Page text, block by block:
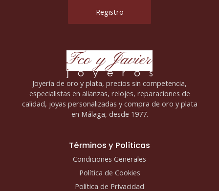
Joyería de oro y plata, precios sin competencia,
especialistas en alianzas, relojes, reparaciones de
calidad, joyas personalizadas y compra de oro y plata
en Málaga, desde 1977.
Términos y Políticas
Condiciones Generales
Política de Cookies
Política de Privacidad